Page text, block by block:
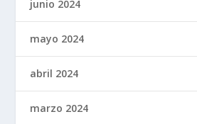
junio 2024
mayo 2024
abril 2024
marzo 2024